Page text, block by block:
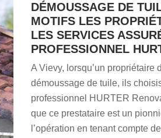
DÉMOUSSAGE DE
MOTIFS LES
LES SERVICES
PROFESSIONNEL
A Vievy, lorsqu’un propriétaire
démoussage de tuile, ils
professionnel HURTER
que ce prestataire est un
l’opération en tenant compte